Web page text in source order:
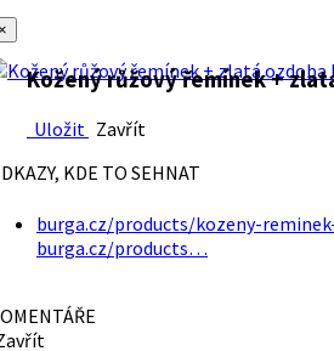
Kožený růžový řemínek +
Uložit Zavřít
KDE TO SEHNAT
burga.cz/products/kozeny-
burga.cz/products…